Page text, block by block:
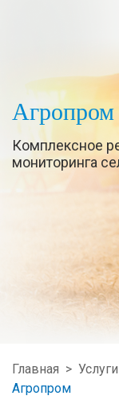
Агропром
Комплексное
мониторинга
Главная > Услуги
Агропром